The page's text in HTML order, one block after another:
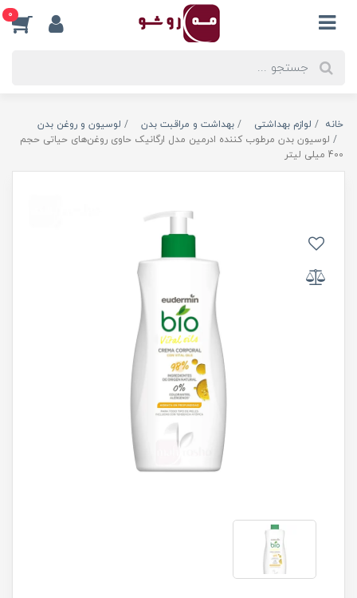
0
خانه لوازم بهداشتی بهداشت و مراقبت بدن
لوسیون و روغن بدن
لوسیون بدن مرطوب کننده ادرمین مدل ارگانیک حاوی روغن‌های حیاتی حجم
400 میلی لیتر